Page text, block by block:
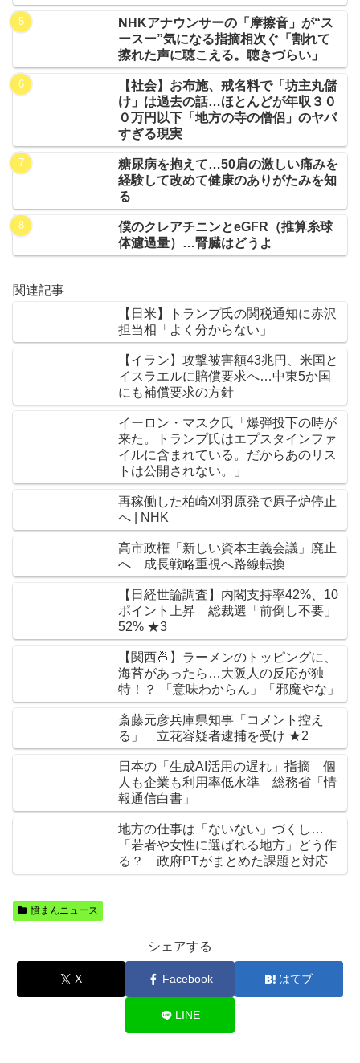
NHKアナウンサーの「摩擦音」が“ス
ースー”気になる指摘相次ぐ「割れて
擦れた声に聴こえる。聴きづらい」
【社会】お布施、戒名料で「坊主丸儲
け」は過去の話…ほとんどが年収３０
０万円以下「地方の寺の僧侶」のヤバ
すぎる現実
糖尿病を抱えて…50肩の激しい痛みを
経験して改めて健康のありがたみを知
る
僕のクレアチニンとeGFR（推算糸球
体濾過量）…腎臓はどうよ
関連記事
【日米】トランプ氏の関税通知に赤沢
担当相「よく分からない」
【イラン】攻撃被害額43兆円、米国と
イスラエルに賠償要求へ…中東5か国
にも補償要求の方針
イーロン・マスク氏「爆弾投下の時が
来た。トランプ氏はエプスタインファ
イルに含まれている。だからあのリス
トは公開されない。」
再稼働した柏崎刈羽原発で原子炉停止
へ | NHK
高市政権「新しい資本主義会議」廃止
へ 成長戦略重視へ路線転換
【日経世論調査】内閣支持率42%、10
ポイント上昇 総裁選「前倒し不要」
52% ★3
【関西🍜】ラーメンのトッピングに、
海苔があったら…大阪人の反応が独
特！？ 「意味わからん」「邪魔やな」
斎藤元彦兵庫県知事「コメント控え
る」 立花容疑者逮捕を受け ★2
日本の「生成AI活用の遅れ」指摘 個
人も企業も利用率低水準 総務省「情
報通信白書」
地方の仕事は「ないない」づくし…
「若者や女性に選ばれる地方」どう作
る？ 政府PTがまとめた課題と対応
憤まんニュース
シェアする
X Facebook はてブ
LINE